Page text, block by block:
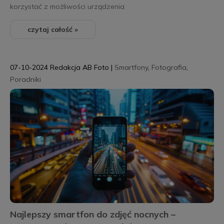
korzystać z możliwości urządzenia
czytaj całość »
Najlepszy smartfon do zdjęć nocnych –
07-10-2024 Redakcja AB Foto | Smartfony, Fotografia,
Poradniki